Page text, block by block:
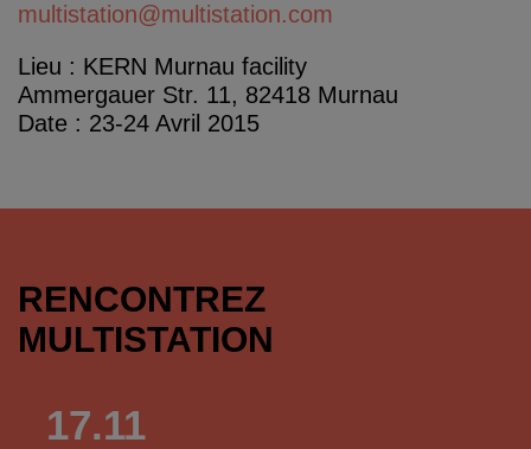
multistation@multistation.com
Lieu : KERN Murnau facility
Ammergauer Str. 11, 82418 Murnau
Date : 23-24 Avril 2015
RENCONTREZ
MULTISTATION
17.11